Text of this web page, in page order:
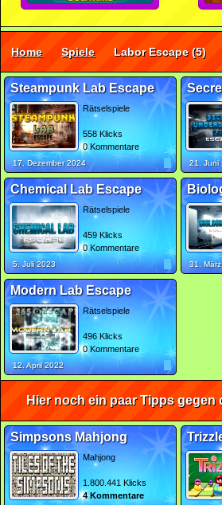
Home Spiele Labor Escape(5)
Steampunk Lab Escape
Rätselspiele
558 Klicks
0 Kommentare
17. Dezember 2024 21. Juni
Chemical Lab Escape
Rätselspiele
459 Klicks
0 Kommentare
5. Juli 2023 31.
Modern Lab Escape
Rätselspiele
496 Klicks
0 Kommentare
12. April 2022
Hier noch ein paar Tipps gegen
Simpsons Mahjong
Mahjong
1.800.441 Klicks
4 Kommentare